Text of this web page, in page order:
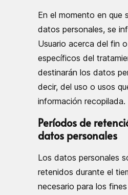
En el momento en que
datos personales, se
Usuario acerca del fin
específicos del
destinarán los datos
decir, del uso o usos
información recopilada.
Períodos de
datos personales
Los datos personales
retenidos durante el
necesario para los